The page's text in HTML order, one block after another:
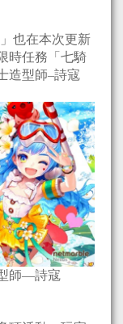
也在本次更新
時任務「七騎
造型師–詩寇
師—詩寇